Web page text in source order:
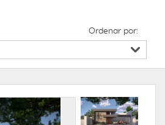
Ordenar por: